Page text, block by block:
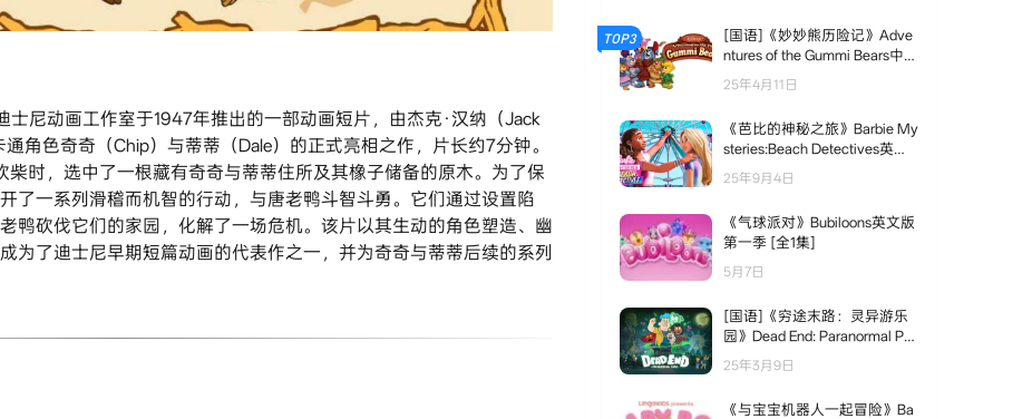
士尼动画工作室于1947年推出的一部动画短片，由杰克·汉纳（Jack
角色奇奇（Chip）与蒂蒂（Dale）的正式亮相之作，片长约7分钟。
时，选中了一根藏有奇奇与蒂蒂住所及其橡子储备的原木。为了保
了一系列滑稽而机智的行动，与唐老鸭斗智斗勇。它们通过设置陷
鸭砍伐它们的家园，化解了一场危机。该片以其生动的角色塑造、幽
为了迪士尼早期短篇动画的代表作之一，并为奇奇与蒂蒂后续的系列
TOP3
[国语]《妙妙熊历险记》Adve
ntures of the Gummi Bears中文
版 第二季 [全8集]
25年4月11日
《芭比的神秘之旅》Barbie My
steries:Beach Detectives英文
版 第二季 [全8集]
25年9月4日
《气球派对》Bubiloons英文版
第一季 [全1集]
5月7日
[国语]《穷途末路：灵异游乐
园》Dead End: Paranormal Par
k中文版 第一季 [全10集]
25年3月9日
《与宝宝机器人一起冒险》Ba